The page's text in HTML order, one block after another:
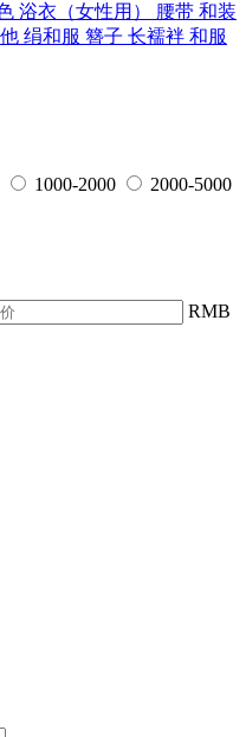
浴衣（女性用） 腰带 和装
绢和服 簪子 长襦袢 和服
1000-2000
2000-5000
RMB